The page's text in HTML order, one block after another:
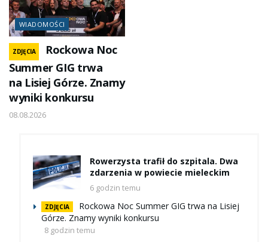
WIADOMOŚCI
ZDJĘCIA
Rockowa Noc
Summer GIG trwa
na Lisiej Górze. Znamy
wyniki konkursu
08.08.2026
Rowerzysta trafił do szpitala. Dwa
zdarzenia w powiecie mieleckim
6 godzin temu
ZDJĘCIA
Rockowa Noc Summer GIG trwa na Lisiej
Górze. Znamy wyniki konkursu
8 godzin temu